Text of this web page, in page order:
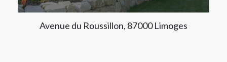
Avenue du Roussillon, 87000 Limoges